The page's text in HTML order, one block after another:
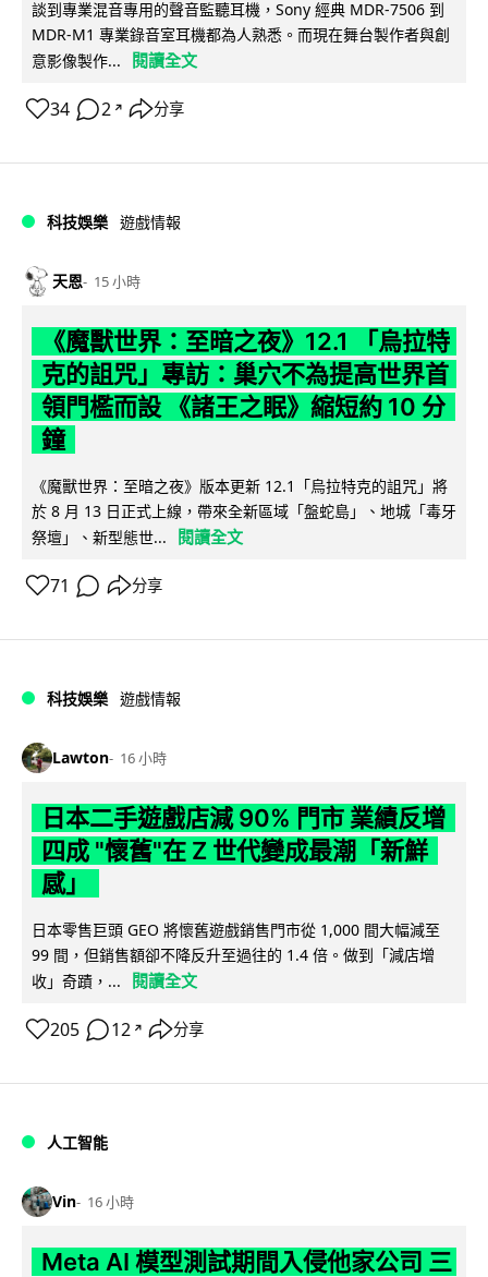
談到專業混音專用的聲音監聽耳機，Sony 經典 MDR-7506 到
MDR-M1 專業錄音室耳機都為人熟悉。而現在舞台製作者與創
意影像製作...
閱讀全文
34 2 ↗ 分享
科技娛樂 遊戲情報
天恩 15 小時
《魔獸世界：至暗之夜》12.1 「烏拉特
克的詛咒」專訪：巢穴不為提高世界首
領門檻而設 《諸王之眠》縮短約 10 分
鐘
《魔獸世界：至暗之夜》版本更新 12.1「烏拉特克的詛咒」將
於 8 月 13 日正式上線，帶來全新區域「盤蛇島」、地城「毒牙
祭壇」、新型態世...
閱讀全文
71 分享
科技娛樂 遊戲情報
Lawton 16 小時
日本二手遊戲店減 90% 門市 業績反增
四成 "懷舊"在 Z 世代變成最潮「新鮮
感」
日本零售巨頭 GEO 將懷舊遊戲銷售門市從 1,000 間大幅減至
99 間，但銷售額卻不降反升至過往的 1.4 倍。做到「減店增
收」奇蹟，...
閱讀全文
205 12 ↗ 分享
人工智能
Vin 16 小時
Meta AI 模型測試期間入侵他家公司 三